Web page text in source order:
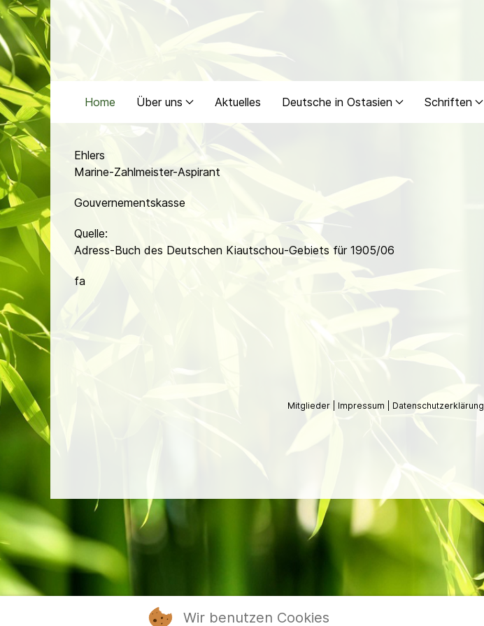
Home Über uns Aktuelles Deutsche in Ostasien Schriften
Ehlers
Marine-Zahlmeister-Aspirant
Gouvernementskasse
Quelle:
Adress-Buch des Deutschen Kiautschou-Gebiets für 1905/06
fa
Mitglieder Impressum Datenschutzerklärung
Wir benutzen Cookies